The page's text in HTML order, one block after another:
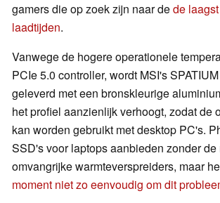
gamers die op zoek zijn naar dede
laadtijden.
Vanwege de hogere operationele
PCIe 5.0 controller, wordt MSI's
geleverd met een bronskleurige
het profiel aanzienlijk verhoogt, zodat de
kan worden gebruikt met desktop PC's.
SSD's voor laptops aanbieden zonder
omvangrijke warmteverspreiders, maar
moment niet zo eenvoudig om dit